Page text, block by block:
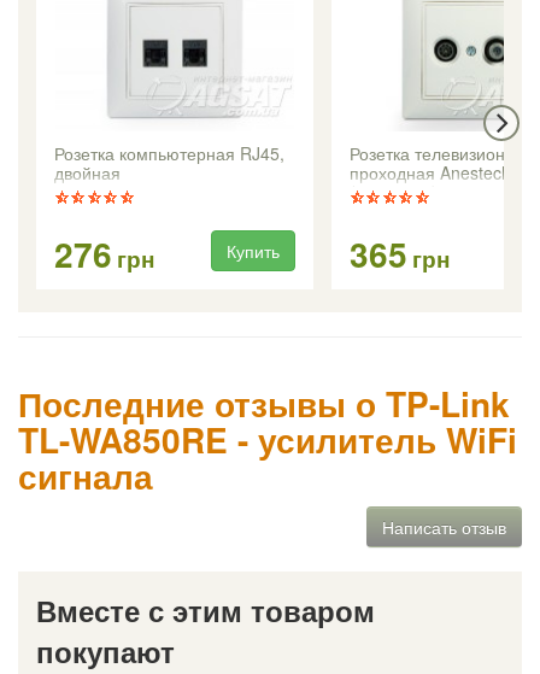
Розетка компьютерная RJ45,
двойная
276 грн Купить
Розетка телевизионная
проходная Anestech
(кремовая)
365 грн
Последние отзывы о TP-Link
TL-WA850RE - усилитель WiFi
сигнала
Написать отзыв
Вместе с этим товаром
покупают